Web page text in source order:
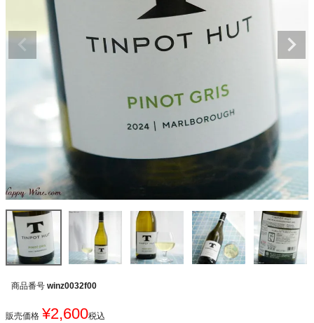
商品番号 winz0032f00
販売価格 ¥2,600税込